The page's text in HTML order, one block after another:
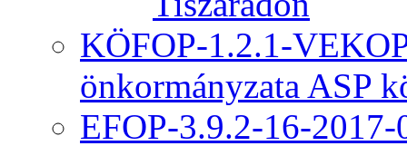
KÖFOP-1.2.1-
önkormányzata ASP
EFOP-3.9.2-16-2017-